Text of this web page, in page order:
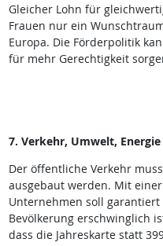
Gleicher Lohn für
Frauen nur ein
Europa. Die Förderpolitik
für mehr Gerechtigkeit
7. Verkehr, Umwelt, Energie
Der öffentliche Verkehr
ausgebaut werden. Mit
Unternehmen soll
Bevölkerung erschwinglich
dass die Jahreskarte statt